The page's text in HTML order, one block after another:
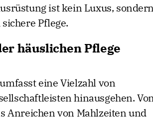
ist kein Luxus, sondern
Pflege.
häuslichen Pflege
eine Vielzahl von
hinausgehen.
Anreichen von Mahlzeiten und